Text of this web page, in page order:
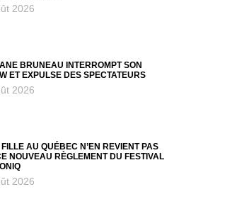
2026
BRUNEAU INTERROMPT SON
ET EXPULSE DES SPECTATEURS
2026
AU QUÉBEC N’EN REVIENT PAS
NOUVEAU RÈGLEMENT DU FESTIVAL
2026